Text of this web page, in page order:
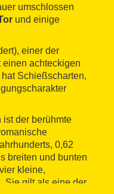
umschlossen
und einige
einer der
einen achteckigen
Schießscharten,
ist der berühmte
0,62
breiten und bunten
kleine,
Sie gilt als eine der